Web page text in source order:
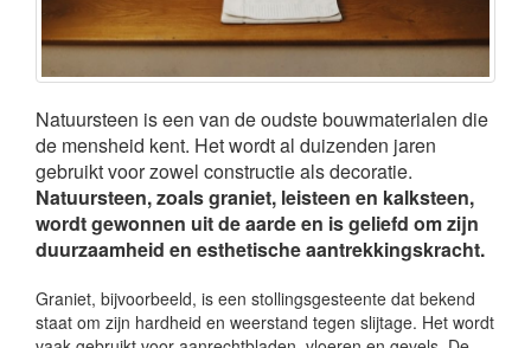
Natuursteen is een van de oudste bouwmaterialen die
de mensheid kent. Het wordt al duizenden jaren
gebruikt voor zowel constructie als decoratie.
Natuursteen, zoals graniet, leisteen en kalksteen,
wordt gewonnen uit de aarde en is geliefd om zijn
duurzaamheid en esthetische aantrekkingskracht.
Graniet, bijvoorbeeld, is een stollingsgesteente dat bekend
staat om zijn hardheid en weerstand tegen slijtage. Het wordt